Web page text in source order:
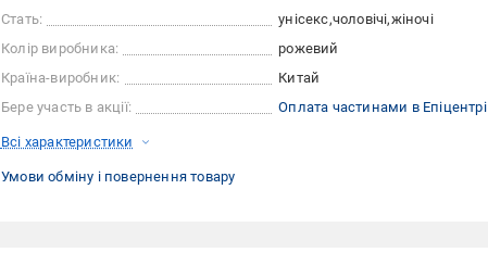
Стать:
унісекс чоловічі жіночі
Колір виробника:
рожевий
Країна-виробник:
Китай
Бере участь в акції:
Оплата частинами в Епіцентрі
Всі характеристики
Умови обміну і повернення товару